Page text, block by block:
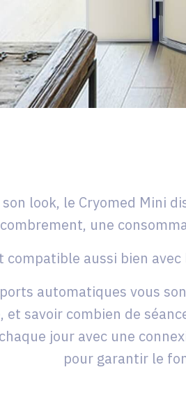
look, le Cryomed Mini
une
compatible aussi bien avec
automatiques vous
et savoir combien de
jour avec une
pour garantir le